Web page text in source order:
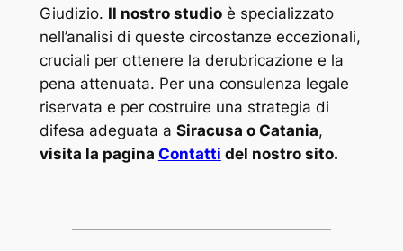
Giudizio. Il nostro studioè specializzato
nell’analisi di queste circostanze eccezionali,
cruciali per ottenere la derubricazione e la
pena attenuata. Per una consulenza legale
riservata e per costruire una strategia di
difesa adeguata a Siracusa o Catania,
visita la pagina Contatti del nostro sito.